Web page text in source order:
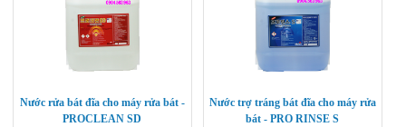
Nước rửa bát đĩa cho máy rửa bát -
PROCLEAN SD
Nước trợ tráng bát đĩa cho máy rửa
bát - PRO RINSE S